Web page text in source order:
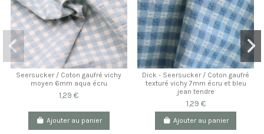
Seersucker / Coton gaufré vichy
moyen 6mm aqua écru
1,29 €
Ajouter au panier
Dick - Seersucker / Coton gaufré
texturé vichy 7mm écru et bleu
jean tendre
1,29 €
Ajouter au panier